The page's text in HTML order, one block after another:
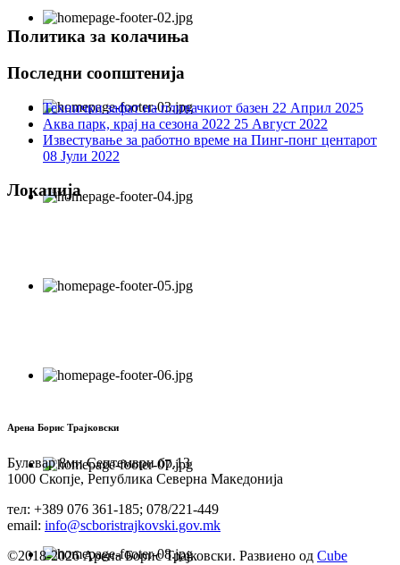
Политика за колачиња
Последни соопштенија
Технички зафат на пливачкиот базен 22 Април 2025
Аква парк, крај на сезона 2022 25 Август 2022
Известување за работно време на Пинг-понг центарот
08 Јули 2022
Локација
Арена Борис Трајковски
Булевар 8ми Септември бр.13
1000 Скопје, Република Северна Македонија
тел: +389 076 361-185; 078/221-449
email: info@scboristrajkovski.gov.mk
©2018-2026 Арена Борис Трајковски. Развиено од Cube